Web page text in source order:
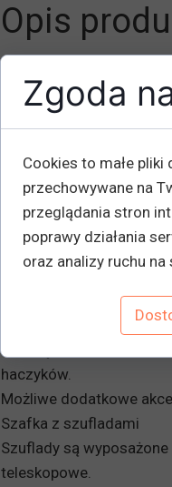
Opis
Szerokość mm: 600
Głębokość mm: 400
Wysokość mm: 1800
Wysokość szafki x
885x400x600
Średnica koła x
Waga kg: Guma 32
perforowanej stali i
Wózek posiada również
dwa są blokowane.
haczyków.
Możliwe dodatkowe
Szafka z szufladami
Szuflady są
teleskopowe.
Zgoda
Cookies to małe pliki
przechowywane na
przeglądania stron
poprawy działania
oraz analizy ruchu na